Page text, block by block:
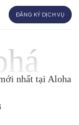
ĐĂNG KÝ DỊCH VỤ
nhất tại Aloha